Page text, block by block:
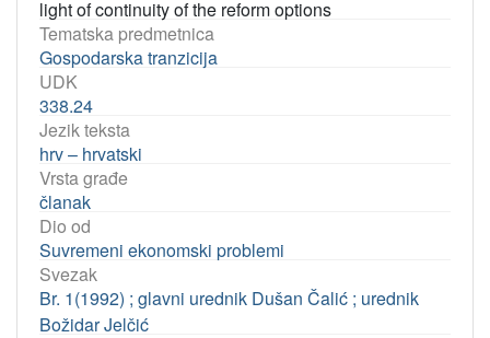
light of continuity of the reform options
Tematska predmetnica
Gospodarska tranzicija
UDK
338.24
Jezik teksta
hrv – hrvatski
Vrsta građe
članak
Dio od
Suvremeni ekonomski problemi
Svezak
Br. 1(1992) ; glavni urednik Dušan Čalić ; urednik
Božidar Jelčić